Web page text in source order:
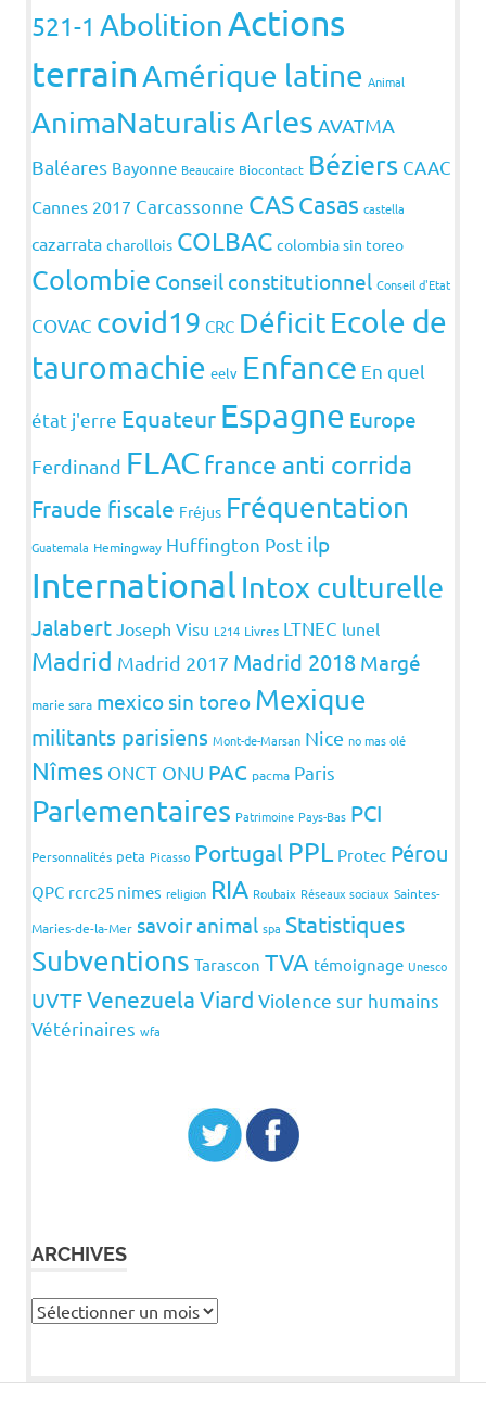
521-1 AbolitionActions
terrainAmérique latine Animal
AnimaNaturalisArles AVATMA
Baléares Bayonne Beaucaire Biocontact Béziers CAAC
Cannes 2017 Carcassonne CASCasas castella
cazarrata charollois COLBAC colombia sin toreo
Colombie Conseil constitutionnel Conseil d'Etat
COVAC covid19 CRC DéficitEcole de
tauromachie eelv Enfance En quel
état j'erre Equateur Espagne Europe
Ferdinand FLAC france anti corrida
Fraude fiscale Fréjus Fréquentation
Guatemala Hemingway Huffington Post ilp
International Intox culturelle
Jalabert Joseph Visu L214 Livres LTNEC lunel
Madrid Madrid 2017 Madrid 2018 Margé
marie sara mexico sin toreo Mexique
militants parisiens Mont-de-Marsan Nice no mas olé
Nîmes ONCT ONU PAC pacma Paris
Parlementaires Patrimoine Pays-Bas PCI
Personnalités peta Picasso Portugal PPL Protec Pérou
QPC rcrc25 nimes religion RIA Roubaix Réseaux sociaux Saintes-
Maries-de-la-Mer savoir animal spa Statistiques
Subventions Tarascon TVA témoignage Unesco
UVTFVenezuelaViard Violence sur humains
Vétérinaires wfa
ARCHIVES
Archives